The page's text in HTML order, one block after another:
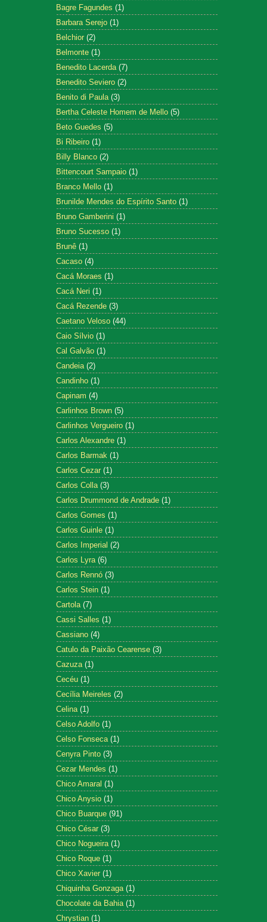
Bagre Fagundes (1)
Barbara Serejo (1)
Belchior (2)
Belmonte (1)
Benedito Lacerda (7)
Benedito Seviero (2)
Benito di Paula (3)
Bertha Celeste Homem de Mello (5)
Beto Guedes (5)
Bi Ribeiro (1)
Billy Blanco (2)
Bittencourt Sampaio (1)
Branco Mello (1)
Brunilde Mendes do Espírito Santo (1)
Bruno Gamberini (1)
Bruno Sucesso (1)
Brunê (1)
Cacaso (4)
Cacá Moraes (1)
Cacá Neri (1)
Cacá Rezende (3)
Caetano Veloso (44)
Caio Sílvio (1)
Cal Galvão (1)
Candeia (2)
Candinho (1)
Capinam (4)
Carlinhos Brown (5)
Carlinhos Vergueiro (1)
Carlos Alexandre (1)
Carlos Barmak (1)
Carlos Cezar (1)
Carlos Colla (3)
Carlos Drummond de Andrade (1)
Carlos Gomes (1)
Carlos Guinle (1)
Carlos Imperial (2)
Carlos Lyra (6)
Carlos Rennó (3)
Carlos Stein (1)
Cartola (7)
Cassi Salles (1)
Cassiano (4)
Catulo da Paixão Cearense (3)
Cazuza (1)
Cecéu (1)
Cecília Meireles (2)
Celina (1)
Celso Adolfo (1)
Celso Fonseca (1)
Cenyra Pinto (3)
Cezar Mendes (1)
Chico Amaral (1)
Chico Anysio (1)
Chico Buarque (91)
Chico César (3)
Chico Nogueira (1)
Chico Roque (1)
Chico Xavier (1)
Chiquinha Gonzaga (1)
Chocolate da Bahia (1)
Chrystian (1)